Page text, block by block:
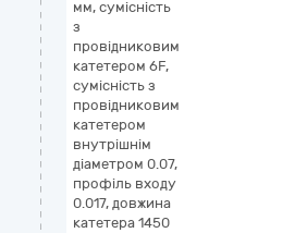
мм, сумісність
з
провідниковим
катетером 6F,
сумісність з
провідниковим
катетером
внутрішнім
діаметром 0.07,
профіль входу
0.017, довжина
катетера 1450